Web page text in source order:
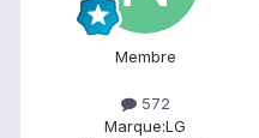
Membre
572
Marque:LG